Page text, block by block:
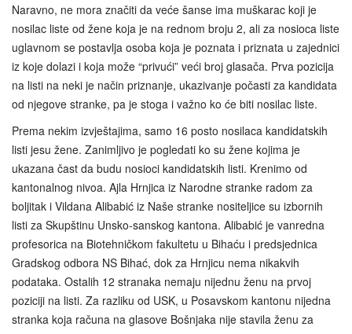
Naravno, ne mora značiti da veće šanse ima muškarac koji je
nosilac liste od žene koja je na rednom broju 2, ali za nosioca liste
uglavnom se postavlja osoba koja je poznata i priznata u zajednici
iz koje dolazi i koja može “privući” veći broj glasača. Prva pozicija
na listi na neki je način priznanje, ukazivanje počasti za kandidata
od njegove stranke, pa je stoga i važno ko će biti nosilac liste.
Prema nekim izvještajima, samo 16 posto nosilaca kandidatskih
listi jesu žene. Zanimljivo je pogledati ko su žene kojima je
ukazana čast da budu nosioci kandidatskih listi. Krenimo od
kantonalnog nivoa. Ajla Hrnjica iz Narodne stranke radom za
boljitak i Vildana Alibabić iz Naše stranke nositeljice su izbornih
listi za Skupštinu Unsko-sanskog kantona. Alibabić je vanredna
profesorica na Biotehničkom fakultetu u Bihaću i predsjednica
Gradskog odbora NS Bihać, dok za Hrnjicu nema nikakvih
podataka. Ostalih 12 stranaka nemaju nijednu ženu na prvoj
poziciji na listi. Za razliku od USK, u Posavskom kantonu nijedna
stranka koja računa na glasove Bošnjaka nije stavila ženu za